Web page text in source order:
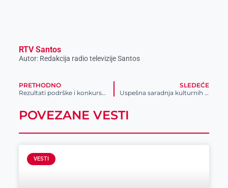
RTV Santos
Autor: Redakcija radio televizije Santos
PRETHODNO
Rezultati podrške i konkursa Pokrajinskog sekretarijata za poljoprivredu
SLEDEĆE
Uspešna saradnja kulturnih ustanova
POVEZANE VESTI
VESTI